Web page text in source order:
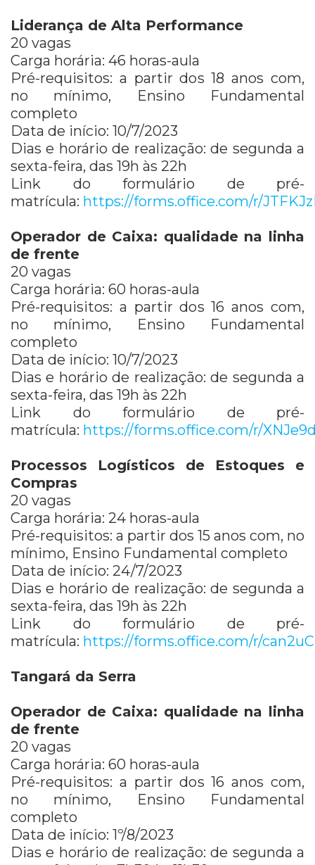
Liderança de Alta Performance
20 vagas
Carga horária: 46 horas-aula
Pré-requisitos: a partir dos 18 anos com,
no mínimo, Ensino Fundamental
completo
Data de início: 10/7/2023
Dias e horário de realização: de segunda a
sexta-feira, das 19h às 22h
Link do formulário de pré-
matrícula: https://forms.office.com/r/
Operador de Caixa: qualidade na linha
de frente
20 vagas
Carga horária: 60 horas-aula
Pré-requisitos: a partir dos 16 anos com,
no mínimo, Ensino Fundamental
completo
Data de início: 10/7/2023
Dias e horário de realização: de segunda a
sexta-feira, das 19h às 22h
Link do formulário de pré-
matrícula: https://forms.office.com/r/
Processos Logísticos de Estoques e
Compras
20 vagas
Carga horária: 24 horas-aula
Pré-requisitos: a partir dos 15 anos com, no
mínimo, Ensino Fundamental completo
Data de início: 24/7/2023
Dias e horário de realização: de segunda a
sexta-feira, das 19h às 22h
Link do formulário de pré-
matrícula: https://forms.office.com/r/
Tangará da Serra
Operador de Caixa: qualidade na linha
de frente
20 vagas
Carga horária: 60 horas-aula
Pré-requisitos: a partir dos 16 anos com,
no mínimo, Ensino Fundamental
completo
Data de início: 1º/8/2023
Dias e horário de realização: de segunda a